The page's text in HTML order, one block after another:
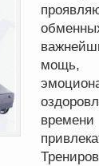
мощь,